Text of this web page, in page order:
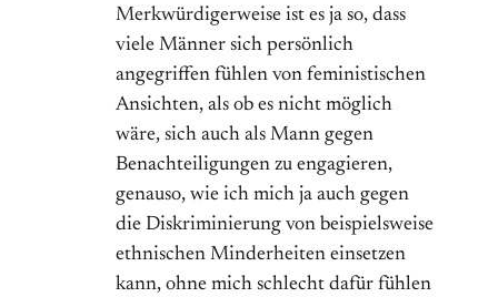
Merkwürdigerweise ist es ja so, dass
viele Männer sich persönlich
angegriffen fühlen von feministischen
Ansichten, als ob es nicht möglich
wäre, sich auch als Mann gegen
Benachteiligungen zu engagieren,
genauso, wie ich mich ja auch gegen
die Diskriminierung von beispielsweise
ethnischen Minderheiten einsetzen
kann, ohne mich schlecht dafür fühlen